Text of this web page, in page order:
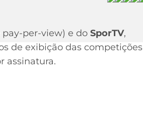
per-view) e do SporTV,
de exibição das competições
assinatura.